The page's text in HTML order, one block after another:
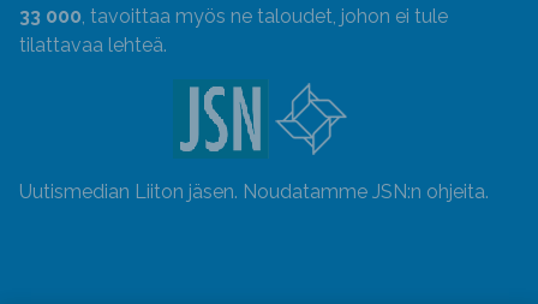
33 000, tavoittaa myös ne taloudet, johon ei tule
tilattavaa lehteä.
Uutismedian Liiton jäsen. Noudatamme JSN:n ohjeita.